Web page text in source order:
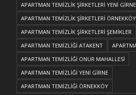
APARTMAN TEMİZLİK ŞİRKETLERİ YENİ GİRNE
APARTMAN TEMİZLİK ŞİRKETLERİ ÖRNEKKÖY
APARTMAN TEMİZLİK ŞİRKETLERİ ŞEMİKLER
APARTMAN TEMİZLİĞİ ATAKENT
APARTMAN TEMİZLİĞİ ONUR MAHALLESİ
APARTMAN TEMİZLİĞİ YENİ GİRNE
APARTMAN TEMİZLİĞİ ÖRNEKKÖY